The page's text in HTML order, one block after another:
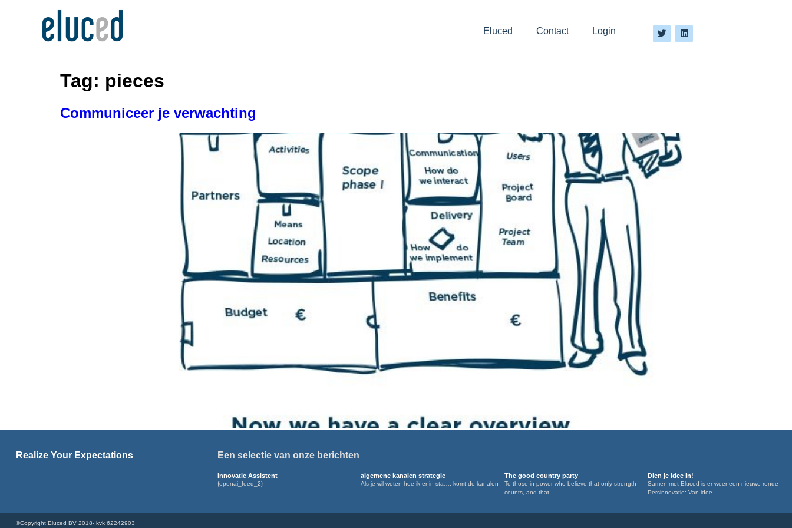
Eluced Contact Login
Tag: pieces
Communiceer je verwachting
Realize Your Expectations Een selectie van onze berichten
Innovatie Assistent
{openai_feed_2}
algemene kanalen strategie
Als je wil weten hoe ik er in sta…. komt de kanalen
The good country party
To those in power who believe that only strength
counts, and that
Dien je idee in!
Samen met Eluced is er weer een nieuwe ronde
Persinnovatie: Van idee
©Copyright Eluced BV 2018- kvk 62242903